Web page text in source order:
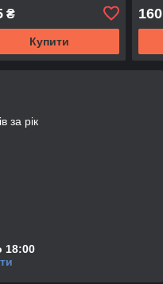
₴
Купити
160
за рік
18:00